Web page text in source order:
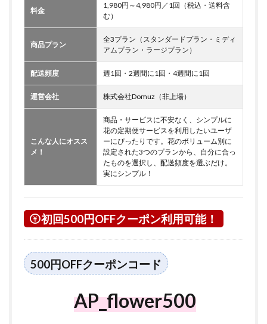
料金
1,980円～4,980円／1回（税込・送料含
む）
商品プラン
全3プラン（スタンダードプラン・ミディ
アムプラン・ラージプラン）
配送頻度 週1回・2週間に1回・4週間に1回
運営会社 株式会社Domuz（非上場）
こんな人にオスス
メ！
商品・サービスに不安なく、シンプルに
花の定期便サービスを利用したいユーザ
ーにぴったりです。花のボリューム別に
設定された3つのプランから、自分に合っ
たものを選択し、配送頻度を選ぶだけ。
実にシンプル！
初回500円OFFクーポン利用可能！
500円OFFクーポンコード
AP_flower500